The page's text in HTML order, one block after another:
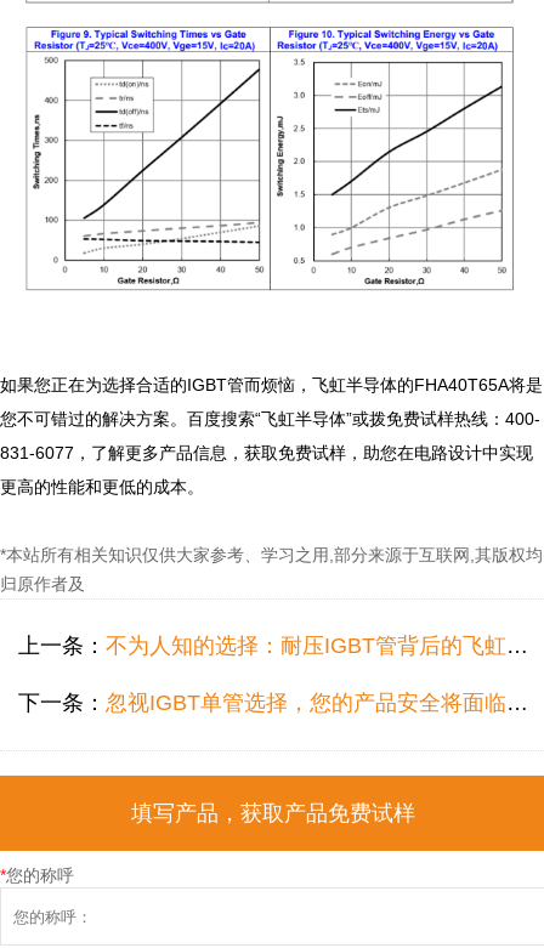
如果您正在为选择合适的IGBT管而烦恼，飞虹半导体的FHA40T65A将是
您不可错过的解决方案。百度搜索“飞虹半导体”或拨免费试样热线：400-
831-6077，了解更多产品信息，获取免费试样，助您在电路设计中实现
*本站所有相关知识仅供大家参考、学习之用,部分来源于互联网,其版权均
归原作者及
上一条： 不为人知的选择：耐压IGBT管背后的飞虹半导体传奇
下一条： 忽视IGBT单管选择，您的产品安全将面临巨大风险
填写产品，获取产品免费试样
*您的称呼